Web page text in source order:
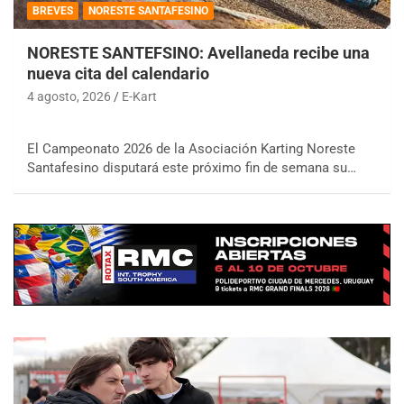
BREVES NORESTE SANTAFESINO
NORESTE SANTEFSINO: Avellaneda recibe una
nueva cita del calendario
4 agosto, 2026 E-Kart
El Campeonato 2026 de la Asociación Karting Noreste
Santafesino disputará este próximo fin de semana su…